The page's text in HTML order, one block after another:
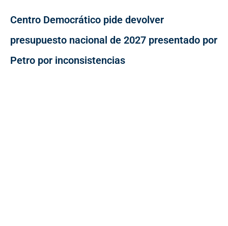
Centro Democrático pide devolver
presupuesto nacional de 2027 presentado por
Petro por inconsistencias